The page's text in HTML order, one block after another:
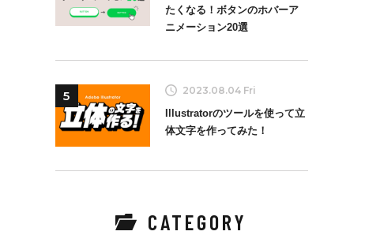
たくなる！ボタンのホバーア
ニメーション20選
5
2023.08.04 Fri
Illustratorのツールを使って立
体文字を作ってみた！
CATEGORY